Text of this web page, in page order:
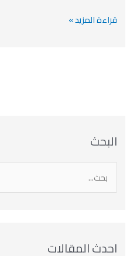
قراءة المزيد »
البحث
ل
ث
احدث المقالات
ل
ش
ص
ف
ل
ش
ل
ن
ا